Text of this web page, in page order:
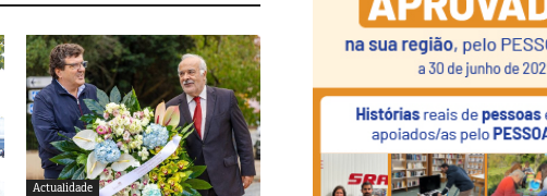
Actualidade